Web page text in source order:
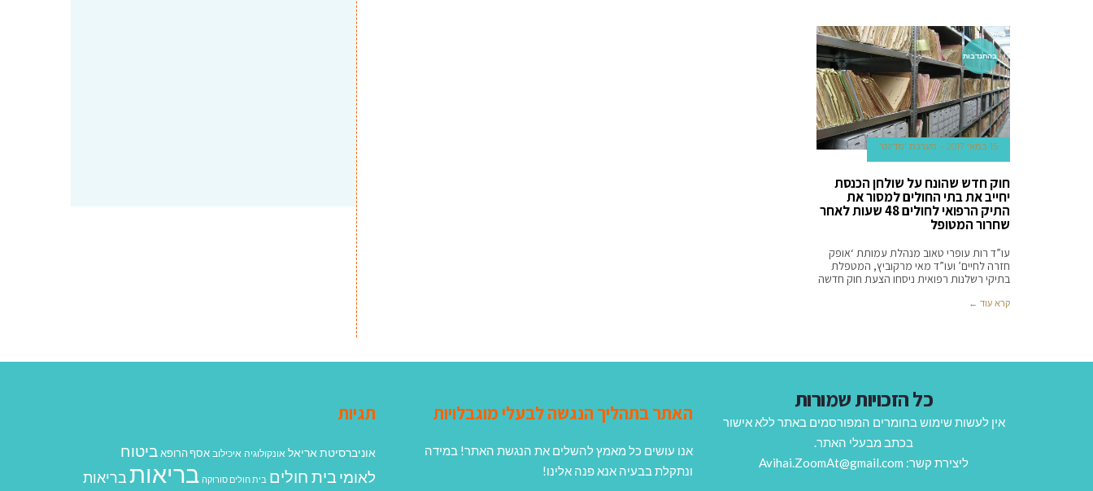
בהתנדבות
15 במאי 2017 מערכת 'מדינט'
חוק חדש שהונח על שולחן הכנסת
יחייב את בתי החולים למסור את
התיק הרפואי לחולים 48 שעות לאחר
שחרור המטופל
עו”ד רות עופרי טאוב מנהלת עמותת ‘אופק
חזרה לחיים’ ועו”ד מאי מרקוביץ, המטפלת
בתיקי רשלנות רפואית ניסחו הצעת חוק חדשה
קרא עוד ←
כל הזכויות שמורות
אין לעשות שימוש בחומרים המפורסמים באתר ללא אישור
בכתב מבעלי האתר.
ליצירת קשר: Avihai.ZoomAt@gmail.com
האתר בתהליך הנגשה לבעלי מוגבלויות
אנו עושים כל מאמץ להשלים את הנגשת האתר! במידה
ונתקלת בבעיה אנא פנה אלינו!
תגיות
אוניברסיטת אריאל אונקולוגיה איכילוב אסף הרופא ביטוח
לאומי בית חולים בית חולים סורוקה בריאות בריאות